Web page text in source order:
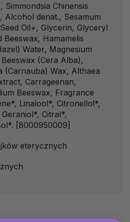
Simmondsia Chinensis
Alcohol denat., Sesamum
Oil+, Glycerin, Glyceryl
Hamamelis
Water, Magnesium
(Cera Alba),
(Carnauba) Wax, Althaea
Carrageenan,
Beeswax, Fragrance
Linalool*, Citronellol*,
Citral*,
[8000950009]
eterycznych